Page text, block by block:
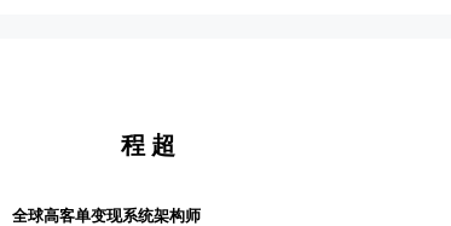
程 超
全球高客单变现系统架构师